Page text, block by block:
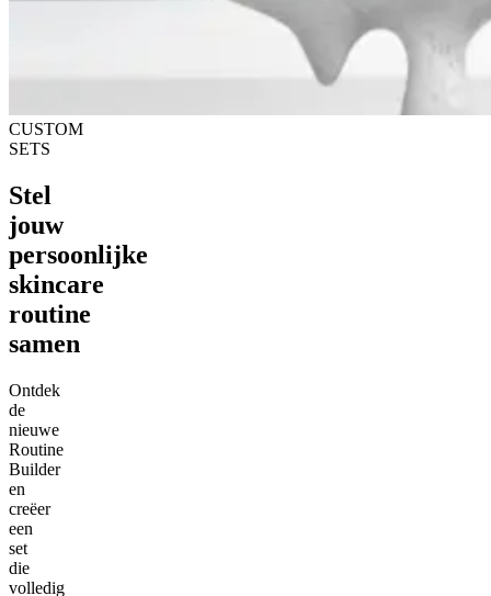
CUSTOM
SETS
Stel
jouw
persoonlijke
skincare
routine
samen
Ontdek
de
nieuwe
Routine
Builder
en
creëer
een
set
die
volledig